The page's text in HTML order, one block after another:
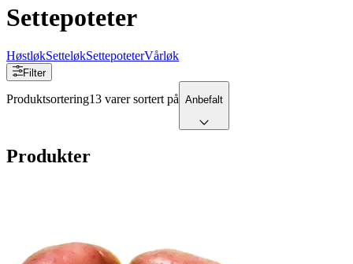
Settepoteter
HøstløkSetteløkSettepoteterVårløk
Filter
Produktsortering13 varer sortert på Anbefalt
Produkter